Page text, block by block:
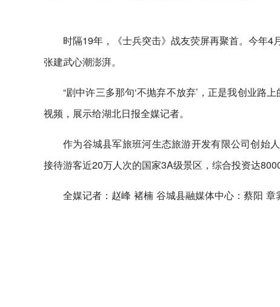
时隔19年，《士兵突击》战友荧屏再聚首。今年
张建武心潮澎湃。
“剧中许三多那句‘不抛弃不放弃’，正是我创业路
视频，展示给湖北日报全媒记者。
作为谷城县军旅班河生态旅游开发有限公司创始
接待游客近20万人次的国家3A级景区，综合投资达8000
全媒记者：赵峰 褚楠 谷城县融媒体中心：蔡阳 章